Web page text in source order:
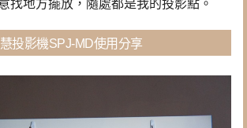
找地方擺放，隨處都是我的投影點。
投影機SPJ-MD使用分享